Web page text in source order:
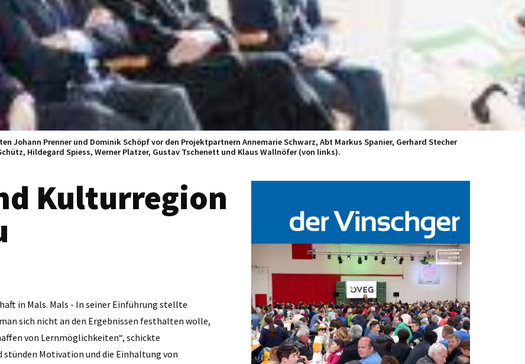
Johann Prenner und Dominik Schöpf vor den Projektpartnern Annemarie Schwarz, Abt Markus Spanier, Gerhard Stecher
Hildegard Spiess, Werner Platzer, Gustav Tschenett und Klaus Wallnöfer (von links).
Kulturregion
in Mals. Mals - In seiner Einführung ­stellte
sich nicht an den Ergebnissen festhalten wolle,
von Lernmöglichkeiten“, schickte
Motivation und die Einhaltung von